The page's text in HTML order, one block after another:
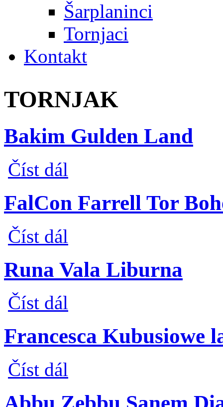
Šarplaninci
Tornjaci
Kontakt
TORNJAK
Bakim Gulden Land
Číst dál
FalCon Farrell Tor
Číst dál
Runa Vala Liburna
Číst dál
Francesca Kubusiowe
Číst dál